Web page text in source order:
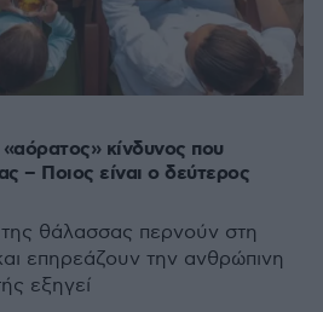
κίνδυνος που
– Ποιος είναι ο δεύτερος
της θάλασσας περνούν στη
επηρεάζουν την ανθρώπινη
εξηγεί